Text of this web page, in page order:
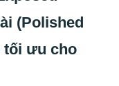
(Polished
tối ưu cho